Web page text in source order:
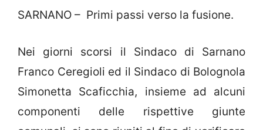
SARNANO – Primi passi verso la fusione.
Nei giorni scorsi il Sindaco di Sarnano
Franco Ceregioli ed il Sindaco di Bolognola
Simonetta Scaficchia, insieme ad alcuni
componenti delle rispettive giunte